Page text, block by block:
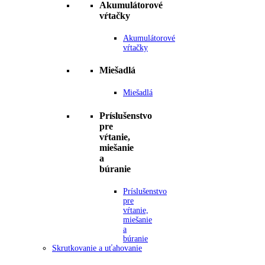
Akumulátorové
vŕtačky
Akumulátorové
vŕtačky
Miešadlá
Miešadlá
Príslušenstvo
pre
vŕtanie,
miešanie
a
búranie
Príslušenstvo
pre
vŕtanie,
miešanie
a
búranie
Skrutkovanie a uťahovanie